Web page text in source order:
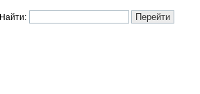
Найти: